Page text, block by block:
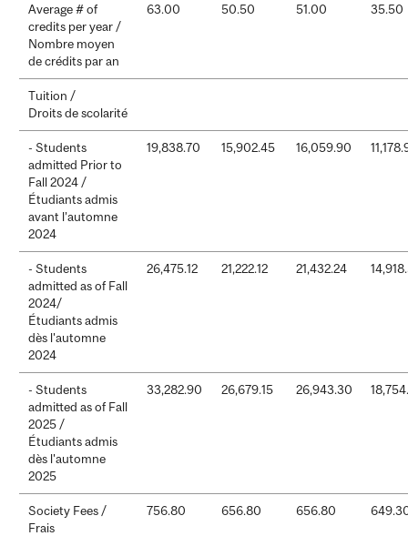
Average # of
credits per year /
Nombre moyen
de crédits par an
63.00 50.50 51.00 35.50
Tuition /
Droits de scolarité
- Students
admitted Prior to
Fall 2024 /
Étudiants admis
avant l’automne
2024
19,838.70 15,902.45 16,059.90
- Students
admitted as of Fall
2024/
Étudiants admis
dès l'automne
2024
26,475.12 21,222.12 21,432.24
- Students
admitted as of Fall
2025 /
Étudiants admis
dès l'automne
2025
33,282.90 26,679.15 26,943.30
Society Fees /
Frais
756.80 656.80 656.80